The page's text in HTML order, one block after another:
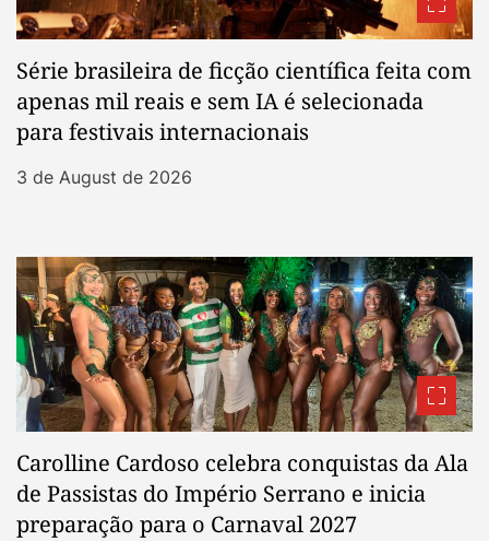
Série brasileira de ficção científica feita com
apenas mil reais e sem IA é selecionada
para festivais internacionais
3 de August de 2026
Carolline Cardoso celebra conquistas da Ala
de Passistas do Império Serrano e inicia
preparação para o Carnaval 2027